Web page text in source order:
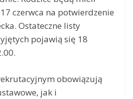
czerwca na potwierdzenie
Ostateczne listy
pojawią się 18
obowiązują
jak i